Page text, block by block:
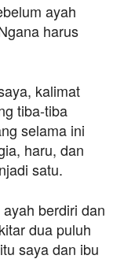
ayah
harus
kalimat
tiba-tiba
selama ini
haru, dan
satu.
berdiri dan
dua puluh
saya dan ibu